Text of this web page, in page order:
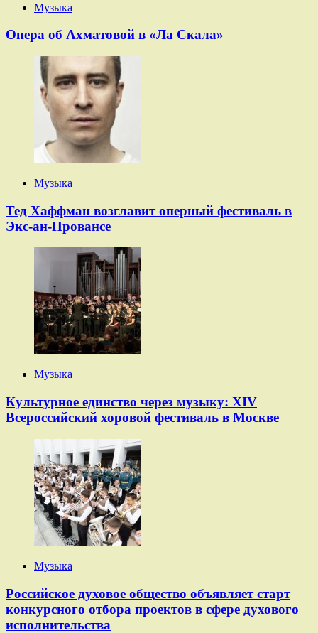
Музыка
Опера об Ахматовой в «Ла Скала»
Музыка
Тед Хаффман возглавит оперный фестиваль в
Экс-ан-Провансе
Музыка
Культурное единство через музыку: XIV
Всероссийский хоровой фестиваль в Москве
Музыка
Российское духовое общество объявляет старт
конкурсного отбора проектов в сфере духового
исполнительства